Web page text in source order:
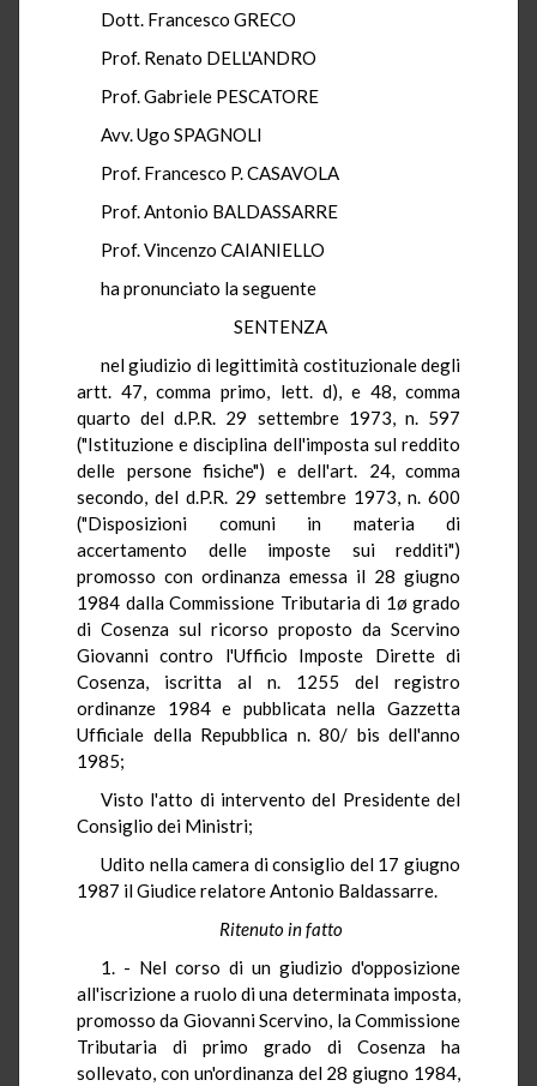
Dott. Francesco GRECO
Prof. Renato DELL'ANDRO
Prof. Gabriele PESCATORE
Avv. Ugo SPAGNOLI
Prof. Francesco P. CASAVOLA
Prof. Antonio BALDASSARRE
Prof. Vincenzo CAIANIELLO
ha pronunciato la seguente
SENTENZA
nel giudizio di legittimità costituzionale degli
artt. 47, comma primo, lett. d), e 48, comma
quarto del d.P.R. 29 settembre 1973, n. 597
("Istituzione e disciplina dell'imposta sul reddito
delle persone fisiche") e dell'art. 24, comma
secondo, del d.P.R. 29 settembre 1973, n. 600
("Disposizioni comuni in materia di
accertamento delle imposte sui redditi")
promosso con ordinanza emessa il 28 giugno
1984 dalla Commissione Tributaria di 1ø grado
di Cosenza sul ricorso proposto da Scervino
Giovanni contro l'Ufficio Imposte Dirette di
Cosenza, iscritta al n. 1255 del registro
ordinanze 1984 e pubblicata nella Gazzetta
Ufficiale della Repubblica n. 80/ bis dell'anno
1985;
Visto l'atto di intervento del Presidente del
Consiglio dei Ministri;
Udito nella camera di consiglio del 17 giugno
1987 il Giudice relatore Antonio Baldassarre.
Ritenuto in fatto
1. - Nel corso di un giudizio d'opposizione
all'iscrizione a ruolo di una determinata imposta,
promosso da Giovanni Scervino, la Commissione
Tributaria di primo grado di Cosenza ha
sollevato, con un'ordinanza del 28 giugno 1984,